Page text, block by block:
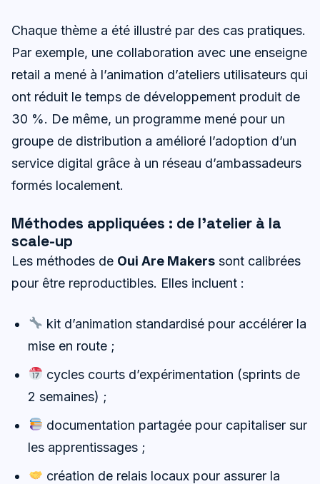
Chaque thème a été illustré par des cas pratiques.
Par exemple, une collaboration avec une enseigne
retail a mené à l’animation d’ateliers utilisateurs qui
ont réduit le temps de développement produit de
30 %. De même, un programme mené pour un
groupe de distribution a amélioré l’adoption d’un
service digital grâce à un réseau d’ambassadeurs
formés localement.
Méthodes appliquées : de l’atelier à la
scale-up
Les méthodes de Oui Are Makers sont calibrées
pour être reproductibles. Elles incluent :
kit d’animation standardisé pour accélérer la
mise en route ;
cycles courts d’expérimentation (sprints de
2 semaines) ;
documentation partagée pour capitaliser sur
les apprentissages ;
création de relais locaux pour assurer la